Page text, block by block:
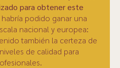
para obtener este
podido ganar una
nacional y europea:
también la certeza de
de calidad para